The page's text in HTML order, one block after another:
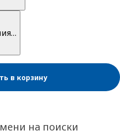
в корзину
на поиски